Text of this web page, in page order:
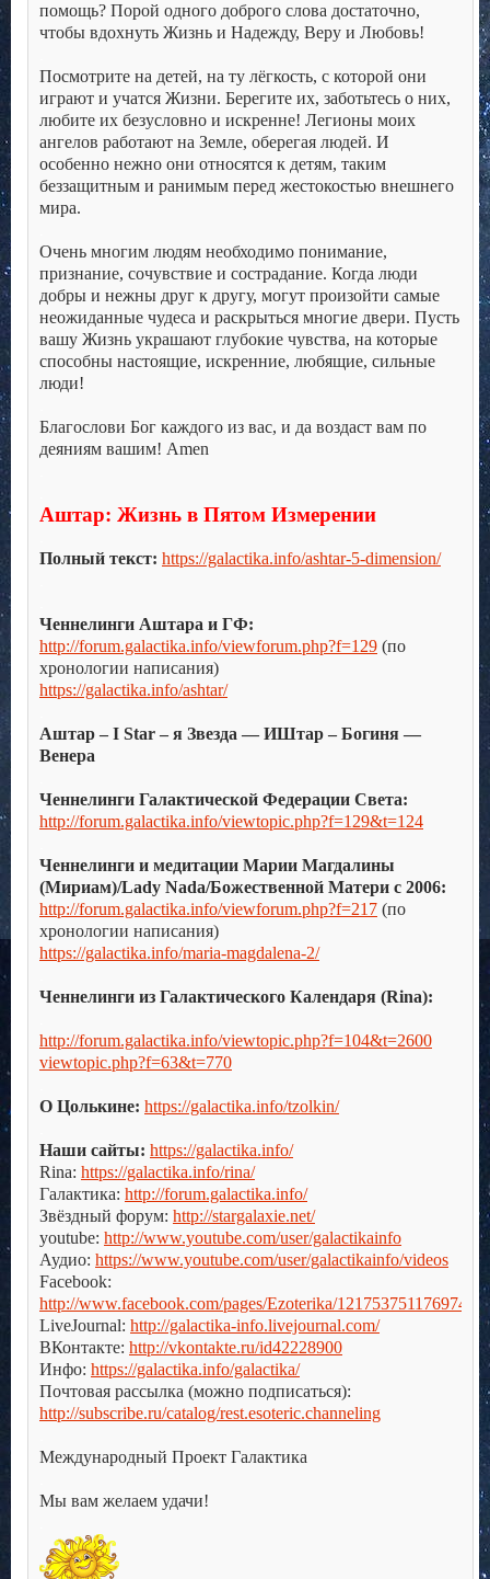
помощь? Порой одного доброго слова достаточно,
чтобы вдохнуть Жизнь и Надежду, Веру и Любовь!
Посмотрите на детей, на ту лёгкость, с которой они
играют и учатся Жизни. Берегите их, заботьтесь о них,
любите их безусловно и искренне! Легионы моих
ангелов работают на Земле, оберегая людей. И
особенно нежно они относятся к детям, таким
беззащитным и ранимым перед жестокостью внешнего
мира.
Очень многим людям необходимо понимание,
признание, сочувствие и сострадание. Когда люди
добры и нежны друг к другу, могут произойти самые
неожиданные чудеса и раскрыться многие двери. Пусть
вашу Жизнь украшают глубокие чувства, на которые
способны настоящие, искренние, любящие, сильные
люди!
Благослови Бог каждого из вас, и да воздаст вам по
деяниям вашим! Amen
Аштар: Жизнь в Пятом Измерении
Полный текст: https://galactika.info/ashtar-5-dimension/
Ченнелинги Аштара и ГФ:
http://forum.galactika.info/viewforum.php?f=129 (по
хронологии написания)
https://galactika.info/ashtar/
Аштар – I Star – я Звезда — ИШтар – Богиня —
Венера
Ченнелинги Галактической Федерации Света:
http://forum.galactika.info/viewtopic.php?f=129&t=124
Ченнелинги и медитации Марии Магдалины
(Мириам)/Lady Nada/Божественной Матери с 2006:
http://forum.galactika.info/viewforum.php?f=217 (по
хронологии написания)
https://galactika.info/maria-magdalena-2/
Ченнелинги из Галактического Календаря (Rina):
http://forum.galactika.info/viewtopic.php?f=104&t=2600
viewtopic.php?f=63&t=770
О Цолькине: https://galactika.info/tzolkin/
Наши сайты: https://galactika.info/
Rina: https://galactika.info/rina/
Галактика: http://forum.galactika.info/
Звёздный форум: http://stargalaxie.net/
youtube: http://www.youtube.com/user/galactikainfo
Аудио: https://www.youtube.com/user/galactikainfo/videos
Facebook:
http://www.facebook.com/pages/Ezoterika/121753751176974
LiveJournal: http://galactika-info.livejournal.com/
ВКонтакте: http://vkontakte.ru/id42228900
Инфо: https://galactika.info/galactika/
Почтовая рассылка (можно подписаться):
http://subscribe.ru/catalog/rest.esoteric.channeling
Международный Проект Галактика
Мы вам желаем удачи!